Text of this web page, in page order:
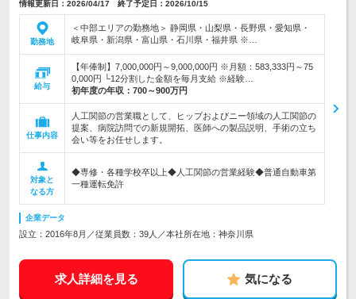
情報更新日：2026/04/17 終了予定日：2026/10/15
勤務地
＜中部エリアの勤務地＞ 静岡県・山梨県・長野県・愛知県・
岐阜県・新潟県・富山県・石川県・福井県 ※…
給与
【年俸制】7,000,000円～9,000,000円 ※月額：583,333円～75
0,000円 └12分割した金額を毎月支給 ※経験…
初年度の年収： 700～900万円
仕事内容
人工関節の営業職として、ヒップおよびニー領域の人工関節の
提案、病院訪問での新規開拓、医師への製品説明、手術の立ち
会い等をお任せします。
対象と
なる方
◆専修・各種学校卒以上◆人工関節の営業経験◆普通自動車第
一種運転免許
企業データ
設立：2016年8月／従業員数：39人／本社所在地：神奈川県
求人詳細を見る 気になる